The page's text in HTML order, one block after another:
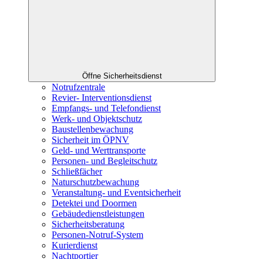
Öffne Sicherheitsdienst
Notrufzentrale
Revier- Interventionsdienst
Empfangs- und Telefondienst
Werk- und Objektschutz
Baustellenbewachung
Sicherheit im ÖPNV
Geld- und Werttransporte
Personen- und Begleitschutz
Schließfächer
Naturschutzbewachung
Veranstaltung- und Eventsicherheit
Detektei und Doormen
Gebäudedienstleistungen
Sicherheitsberatung
Personen-Notruf-System
Kurierdienst
Nachtportier